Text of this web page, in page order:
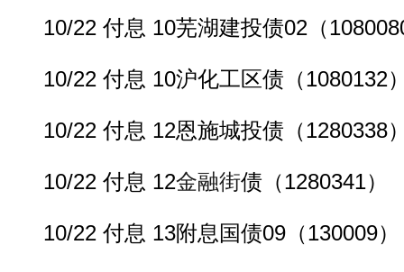
10/22 付息 10芜湖建投债02（
10/22 付息 10沪化工区债（1080132
10/22 付息 12恩施城投债（1280338
10/22 付息 12金融街债（1280341）
10/22 付息 13附息国债09（130009）